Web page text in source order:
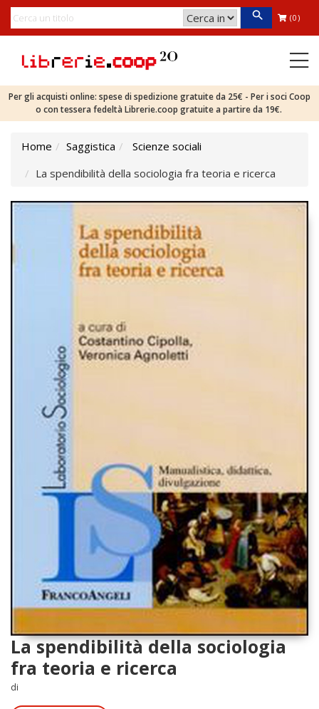
(0)
Per gli acquisti online: spese di spedizione gratuite da 25€ - Per i soci Coop
o con tessera fedeltà Librerie.coop gratuite a partire da 19€.
Home Saggistica
Scienze sociali
La spendibilità della sociologia fra teoria e ricerca
La spendibilità della sociologia
fra teoria e ricerca
di